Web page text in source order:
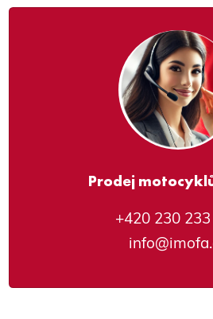
Prodej
+420 230